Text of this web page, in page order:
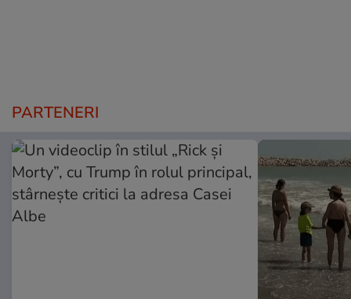
PARTENERI